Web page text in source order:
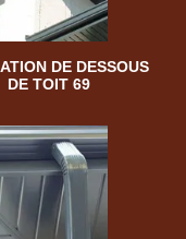
DE DESSOUS
DE TOIT 69